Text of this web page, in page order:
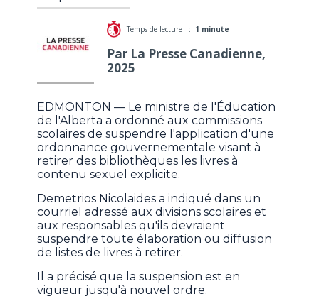
Temps de lecture : 1 minute
Par La Presse Canadienne,
2025
EDMONTON — Le ministre de l'Éducation
de l'Alberta a ordonné aux commissions
scolaires de suspendre l'application d'une
ordonnance gouvernementale visant à
retirer des bibliothèques les livres à
contenu sexuel explicite.
Demetrios Nicolaides a indiqué dans un
courriel adressé aux divisions scolaires et
aux responsables qu'ils devraient
suspendre toute élaboration ou diffusion
de listes de livres à retirer.
Il a précisé que la suspension est en
vigueur jusqu'à nouvel ordre.